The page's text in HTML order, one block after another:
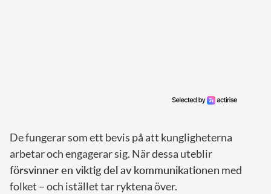
De fungerar som ett bevis på att kungligheterna
arbetar och engagerar sig. När dessa uteblir
försvinner en viktig del av kommunikationen med
folket – och istället tar ryktena över.